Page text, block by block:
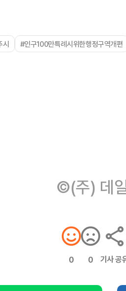
시 #인구100만특례시위한행정구역개편
©(주) 데
0 0 기사 공